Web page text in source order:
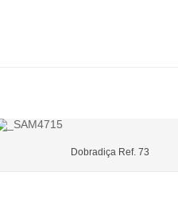
Dobradiça Ref. 73